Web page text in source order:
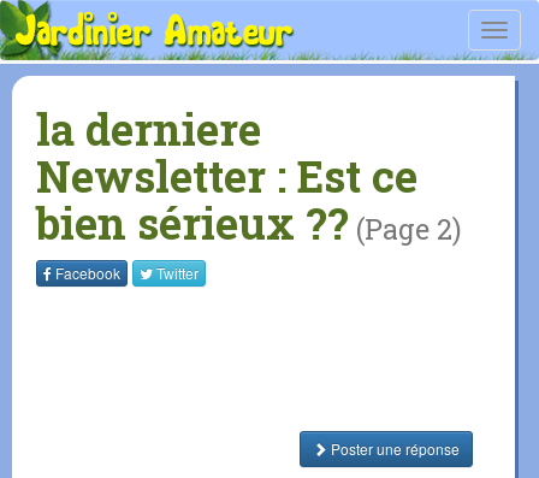
la derniere
Newsletter : Est ce
bien sérieux ?? (Page 2)
Facebook Twitter
Poster une réponse